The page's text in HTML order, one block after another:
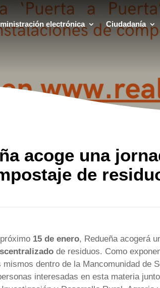
electrónica Ciudadanía
acoge una
de
15 de enero, Redueña acogerá
de residuos. Como
mismos dentro de la Mancomunidad de
interesadas en esta materia